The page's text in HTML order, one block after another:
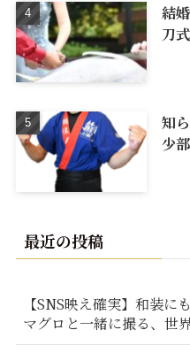
結
刀式
知
少
最近の投稿
【SNS映え確実】和装
マグロと一緒に撮る、世